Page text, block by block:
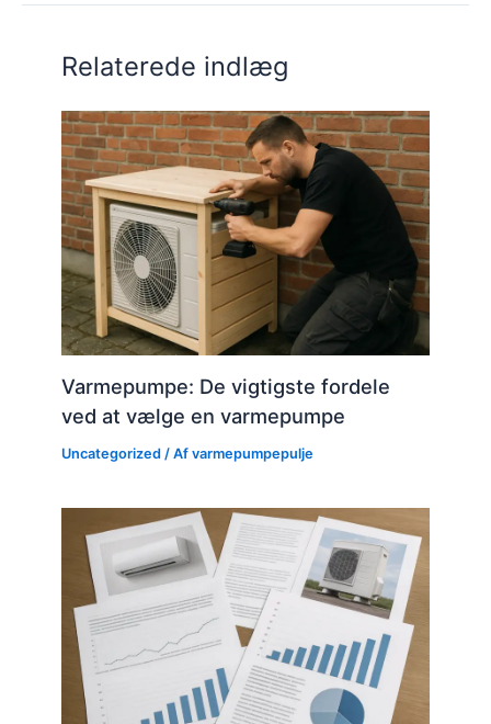
Relaterede indlæg
Varmepumpe: De vigtigste fordele
ved at vælge en varmepumpe
Uncategorized / Afvarmepumpepulje